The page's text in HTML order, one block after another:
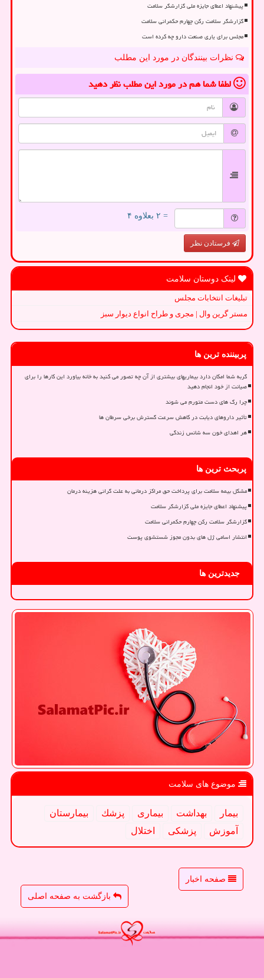
پیشنهاد اعطای جایزه ملی گزارشگر سلامت
گزارشگر سلامت رکن چهارم حکمرانی سلامت
مجلس برای یاری صنعت دارو چه کرده است
نظرات بینندگان در مورد این مطلب
لطفا شما همدر مورد این مطلبنظر دهید
= ۲ بعلاوه ۴
فرستادن نظر
لینک دوستان سلامت
تبلیغات انتخابات مجلس
مستر گرین وال | مجری و طراح انواع دیوار سبز
پربیننده ترین ها
گربه شما امکان دارد بیماریهای بیشتری از آن چه تصور می کنید به خانه بیاورد این کارها را برای
صیانت از خود انجام دهید
چرا رگ های دست متورم می شوند
تأثیر داروهای دیابت در کاهش سرعت گسترش برخی سرطان ها
هر اهدای خون سه شانس زندگی
پربحث ترین ها
مشکل بیمه سلامت برای پرداخت حق مراکز درمانی به علت گرانی هزینه درمان
پیشنهاد اعطای جایزه ملی گزارشگر سلامت
گزارشگر سلامت رکن چهارم حکمرانی سلامت
انتشار اسامی ژل های بدون مجوز شستشوی پوست
جدیدترین ها
موضوع های سلامت
بیمار بهداشت بیماری پزشك
بیمارستان
آموزش
پزشكی اختلال
صفحه اخبار
بازگشت به صفحه اصلی